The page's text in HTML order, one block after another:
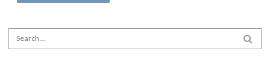
Search for: